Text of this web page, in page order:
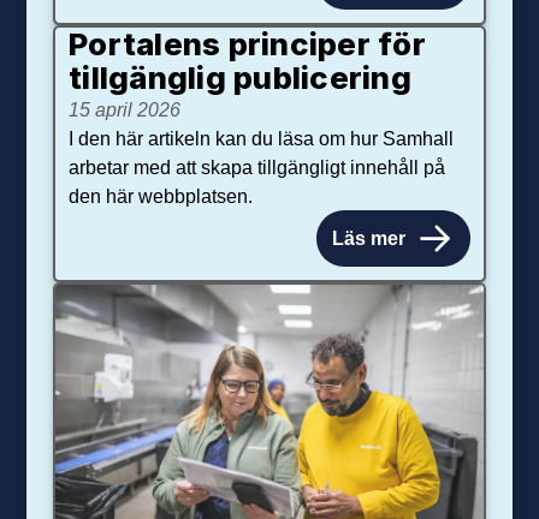
Portalens principer för
tillgänglig publicering
15 april 2026
I den här artikeln kan du läsa om hur Samhall
arbetar med att skapa tillgängligt innehåll på
den här webbplatsen.
Läs mer